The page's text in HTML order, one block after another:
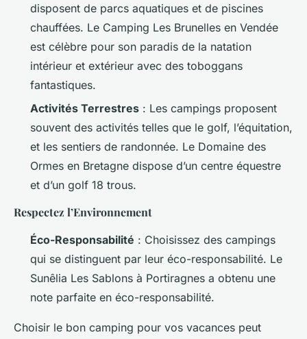
disposent de parcs aquatiques et de piscines
chauffées. Le Camping Les Brunelles en Vendée
est célèbre pour son paradis de la natation
intérieur et extérieur avec des toboggans
fantastiques.
Activités Terrestres : Les campings proposent
souvent des activités telles que le golf, l’équitation,
et les sentiers de randonnée. Le Domaine des
Ormes en Bretagne dispose d’un centre équestre
et d’un golf 18 trous.
Respectez l’Environnement
Éco-Responsabilité : Choisissez des campings
qui se distinguent par leur éco-responsabilité. Le
Sunêlia Les Sablons à Portiragnes a obtenu une
note parfaite en éco-responsabilité.
Choisir le bon camping pour vos vacances peut